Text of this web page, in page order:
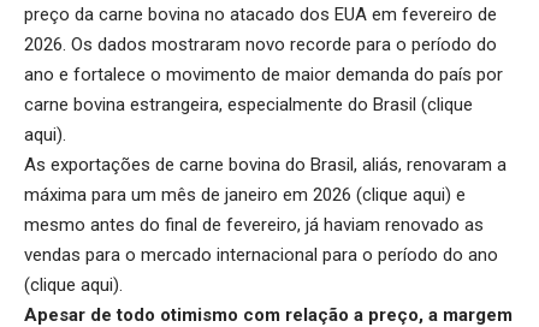
preço da carne bovina no atacado dos EUA em fevereiro de
2026. Os dados mostraram novo recorde para o período do
ano e fortalece o movimento de maior demanda do país por
carne bovina estrangeira, especialmente do Brasil (clique
aqui).
As exportações de carne bovina do Brasil, aliás, renovaram a
máxima para um mês de janeiro em 2026 (clique aqui) e
mesmo antes do final de fevereiro, já haviam renovado as
vendas para o mercado internacional para o período do ano
(clique aqui).
Apesar de todo otimismo com relação a preço, a margem